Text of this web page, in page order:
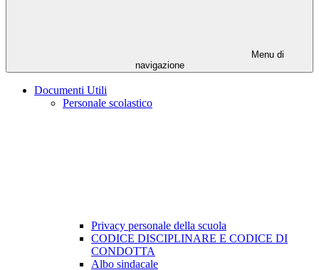
Menu di
navigazione
Documenti Utili
Personale scolastico
Privacy personale della scuola
CODICE DISCIPLINARE E CODICE DI
CONDOTTA
Albo sindacale